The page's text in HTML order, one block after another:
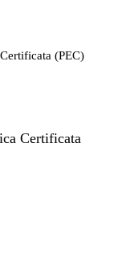
(PEC)
Certificata